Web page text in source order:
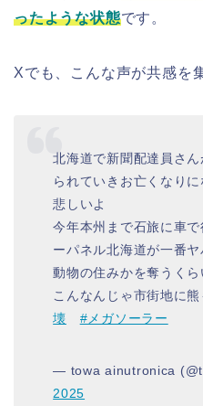
ったような状態です。
Xでも、こんな声が共感を
北海道で新聞配達員さ
られていきお亡くなりに
悲しいよ
今年本州まで石旅に車
ーパネル北海道が一番
動物の住みかを奪うく
こんなんじゃ市街地に
壊
#メガソーラー
— towa ainutronica
2025